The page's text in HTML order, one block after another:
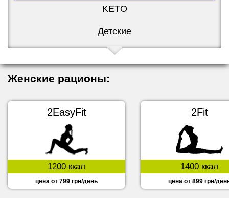
KETO
Детские
Женские рационы:
2EasyFit
1200 ккал
цена от 799 грн/день
2Fit
1400 ккал
цена от 899 грн/